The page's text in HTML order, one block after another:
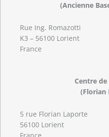
(Ancienne
Rue Ing. Romazotti
K3 – 56100 Lorient
France
Centre
(Florian
5 rue Florian Laporte
56100 Lorient